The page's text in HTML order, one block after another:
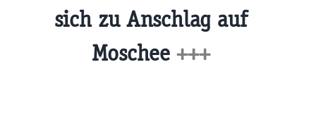
sich zu Anschlag auf
Moschee +++